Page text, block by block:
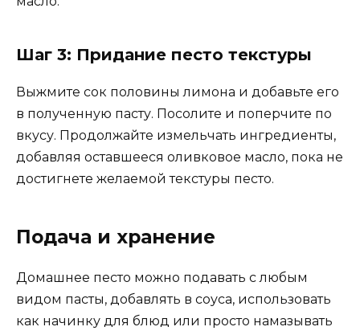
Шаг 3: Придание песто текстуры
Выжмите сок половины лимона и добавьте его
в полученную пасту. Посолите и поперчите по
вкусу. Продолжайте измельчать ингредиенты,
добавляя оставшееся оливковое масло, пока не
достигнете желаемой текстуры песто.
Подача и хранение
Домашнее песто можно подавать с любым
видом пасты, добавлять в соуса, использовать
как начинку для блюд или просто намазывать